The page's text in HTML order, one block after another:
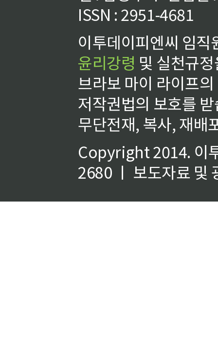
ISSN : 2951-4681
이투데이피엔씨 임
윤리강령 및 실천규
브라보 마이 라이프
저작권법의 보호를
무단전재, 복사, 재배
Copyright 2014. 이
2680 ㅣ 보도자료